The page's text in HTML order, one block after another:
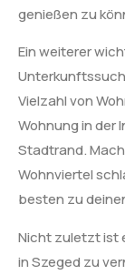
genießen zu
Ein weiterer
Vielzahl von
Wohnung in der
Stadtrand.
Wohnviertel
besten zu
Nicht zuletzt ist
in Szeged zu